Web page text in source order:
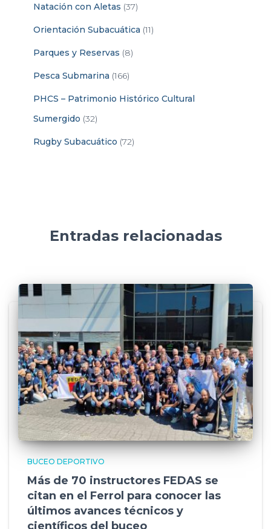
Natación con Aletas (37)
Orientación Subacuática (11)
Parques y Reservas (8)
Pesca Submarina (166)
PHCS – Patrimonio Histórico Cultural
Sumergido (32)
Rugby Subacuático (72)
Entradas relacionadas
BUCEO DEPORTIVO
Más de 70 instructores FEDAS se
citan en el Ferrol para conocer las
últimos avances técnicos y
científicos del buceo